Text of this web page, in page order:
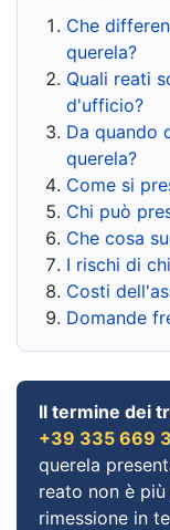
Che
querela?
Quali reati
d'ufficio?
Da quando
querela?
Come si
Chi può
Che cosa
I rischi di
Costi
Domande
Il termine dei
+39 335 669
querela
reato non è
rimessione in